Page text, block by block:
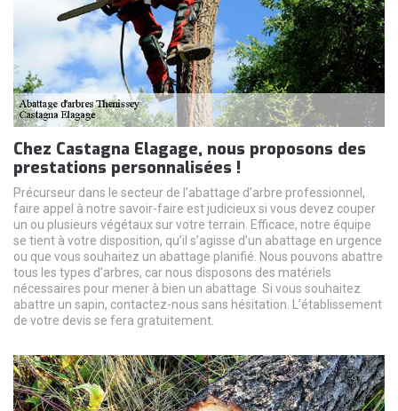
Chez Castagna Elagage, nous proposons des
prestations personnalisées !
Précurseur dans le secteur de l’abattage d’arbre professionnel,
faire appel à notre savoir-faire est judicieux si vous devez couper
un ou plusieurs végétaux sur votre terrain. Efficace, notre équipe
se tient à votre disposition, qu’il s’agisse d’un abattage en urgence
ou que vous souhaitez un abattage planifié. Nous pouvons abattre
tous les types d’arbres, car nous disposons des matériels
nécessaires pour mener à bien un abattage. Si vous souhaitez
abattre un sapin, contactez-nous sans hésitation. L’établissement
de votre devis se fera gratuitement.